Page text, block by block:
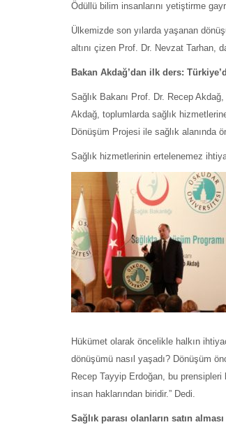
Ödüllü bilim insanlarını yetiştirme
Ülkemizde son yılarda yaşanan
altını çizen Prof. Dr. Nevzat Tarhan,
Bakan Akdağ’dan ilk ders:
Sağlık Bakanı Prof. Dr. Recep Akdağ,
Akdağ, toplumlarda sağlık
Dönüşüm Projesi ile sağlık alanında
Sağlık hizmetlerinin ertelenemez
Hükümet olarak öncelikle halkın
dönüşümü nasıl yaşadı? Dönüşüm
Recep Tayyip Erdoğan, bu
insan haklarından biridir.” Dedi.
Sağlık parası olanların satın